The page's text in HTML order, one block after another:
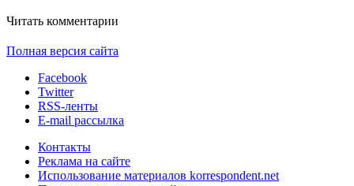
Читать комментарии
Полная версия сайта
Facebook
Twitter
RSS-ленты
E-mail рассылка
Контакты
Реклама на сайте
Использование материалов korrespondent.net